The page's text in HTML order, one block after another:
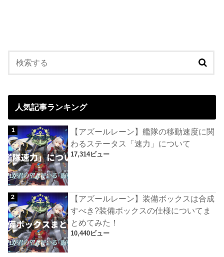
人気記事ランキング
【アズールレーン】艦隊の移動速度に関
わるステータス「速力」について
17,314ビュー
【アズールレーン】装備ボックスは合成
すべき?装備ボックスの仕様についてま
とめてみた！
10,440ビュー